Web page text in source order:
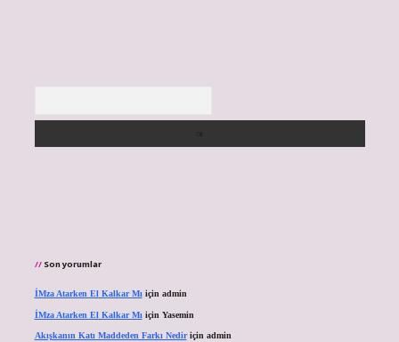
Son yorumlar
İMza Atarken El Kalkar Mıiçin admin
İMza Atarken El Kalkar Mıiçin Yasemin
Akışkanın Katı Maddeden Farkı Nediriçin admin